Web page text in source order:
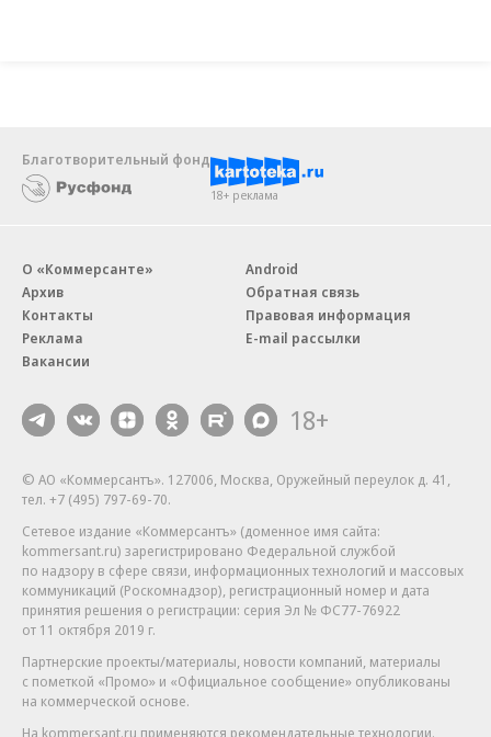
Благотворительный фонд
18+ реклама
О «Коммерсанте»
Архив
Контакты
Реклама
Вакансии
Android
Обратная связь
Правовая информация
E-mail рассылки
18+
© АО «Коммерсантъ». 127006, Москва, Оружейный переулок д. 41,
тел. +7 (495) 797-69-70.
Сетевое издание «Коммерсантъ» (доменное имя сайта:
kommersant.ru) зарегистрировано Федеральной службой
по надзору в сфере связи, информационных технологий и массовых
коммуникаций (Роскомнадзор), регистрационный номер и дата
принятия решения о регистрации: серия Эл № ФС77-76922
от 11 октября 2019 г.
Партнерские проекты/материалы, новости компаний, материалы
с пометкой «Промо» и «Официальное сообщение» опубликованы
на коммерческой основе.
На kommersant.ru применяются рекомендательные технологии.